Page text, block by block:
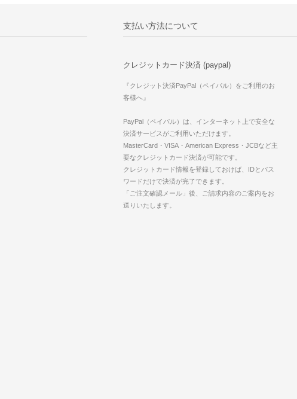
支払い方法について
クレジットカード決済 (paypal)
『クレジット決済PayPal（ペイパル）をご利用のお
客様へ』
PayPal（ペイパル）は、インターネット上で安全な
決済サービスがご利用いただけます。
MasterCard・VISA・American Express・JCBなど主
要なクレジットカード決済が可能です。
クレジットカード情報を登録しておけば、IDとパス
ワードだけで決済が完了できます。
「ご注文確認メール」後、ご請求内容のご案内をお
送りいたします。